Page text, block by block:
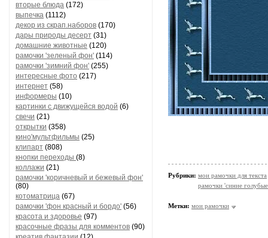
вторые блюда (172)
выпечка (1112)
декор из скрап.наборов (170)
дары природы десерт (31)
домашние животные (120)
рамочки 'зеленый фон' (114)
рамочки 'зимний фон' (255)
интересные фото (217)
интернет (58)
информеры (10)
картинки с движущейся водой (6)
свечи (21)
открытки (358)
кино'мультфильмы (25)
клипарт (808)
кнопки переходы (8)
коллажи (21)
рамочки 'коричневый и бежевый фон'
(80)
котоматрица (67)
рамочки 'фон красный и бордо' (56)
красота и здоровье (97)
красочные фразы для комментов (90)
Рубрики: мои рамочки для текста
рамочки 'синие
Метки: мои рамочки